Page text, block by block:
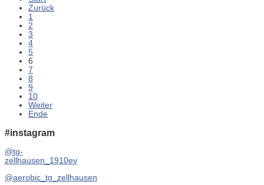
Zurück
1
2
3
4
5
6
7
8
9
10
Weiter
Ende
#instagram
@tg-
zellhausen_1910ev
@aerobic_tg_zellhausen